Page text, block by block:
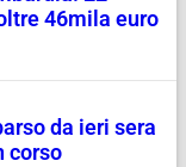
46mila euro
da ieri sera
corso